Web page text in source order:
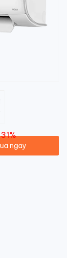
ngay